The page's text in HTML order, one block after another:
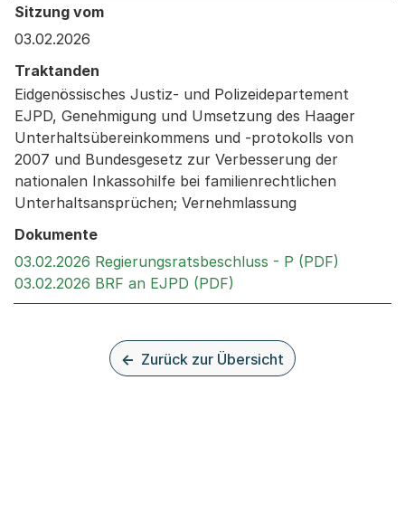
Behandelt an den folgenden Sitzungen: Informationen
Sitzung vom
03.02.2026
Traktanden
Eidgenössisches Justiz- und Polizeidepartement
EJPD, Genehmigung und Umsetzung des Haager
Unterhaltsübereinkommens und -protokolls von
2007 und Bundesgesetz zur Verbesserung der
nationalen Inkassohilfe bei familienrechtlichen
Unterhaltsansprüchen; Vernehmlassung
Dokumente
03.02.2026 Regierungsratsbeschluss - P (PDF)
03.02.2026 BRF an EJPD (PDF)
Zurück zur Übersicht